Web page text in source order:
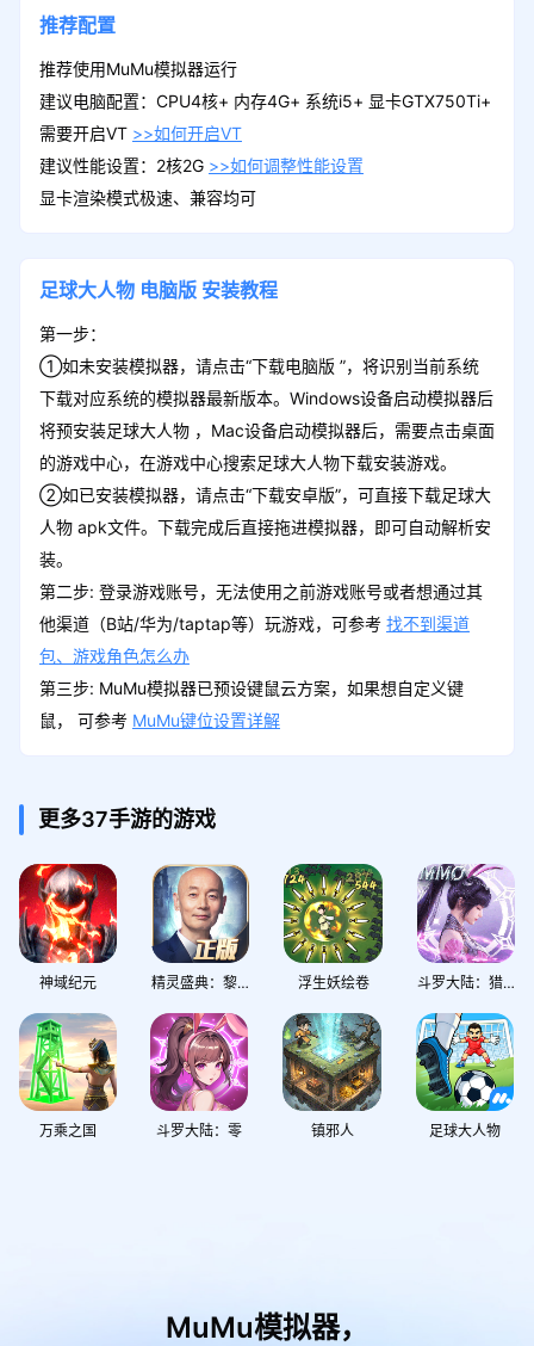
00
LV1
LV8
红盲盒币*1、黄盲盒币*1、紫盲盒币*1
领取
LV6
蓝快递*1、绿快递*5、钞票*280000
领取
LV10
紫快递*1、蓝快递*1、绿快递*1
领取
LV14
招募券*3、钻石*100、钞票*1880000
领取
推荐配置
推荐使用MuMu模拟器运行
建议电脑配置：CPU4核+ 内存4G+ 系统i5+ 显卡GTX750Ti+
需要开启VT >>如何开启VT
建议性能设置：2核2G >>如何调整性能设置
显卡渲染模式极速、兼容均可
足球大人物 电脑版 安装教程
第一步：
①如未安装模拟器，请点击“下载电脑版 ”，将识别当前系统
下载对应系统的模拟器最新版本。Windows设备启动模拟器后
将预安装足球大人物 ，Mac设备启动模拟器后，需要点击桌面
的游戏中心，在游戏中心搜索足球大人物下载安装游戏。
②如已安装模拟器，请点击“下载安卓版”，可直接下载足球大
人物 apk文件。下载完成后直接拖进模拟器，即可自动解析安
装。
第二步: 登录游戏账号，无法使用之前游戏账号或者想通过其
他渠道（B站/华为/taptap等）玩游戏，可参考 找不到渠道
包、游戏角色怎么办
第三步: MuMu模拟器已预设键鼠云方案，如果想自定义键
鼠， 可参考 MuMu键位设置详解
更多37手游的游戏
神域纪元 精灵盛典：黎明 浮生妖绘卷 斗罗大陆：猎魂世界
万乘之国 斗罗大陆：零 镇邪人 足球大人物
MuMu模拟器，